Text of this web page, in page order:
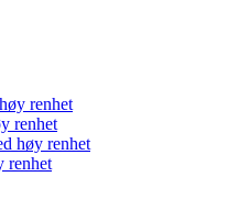
renhet
renhet
høy renhet
renhet